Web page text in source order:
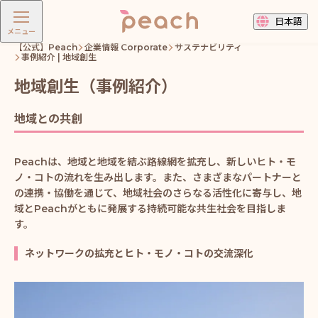
メニュー
日本語
【公式】Peach 企業情報 Corporate
サステナビリティ
事例紹介 | 地域創生
地域創生（事例紹介）
地域との共創
Peachは、地域と地域を結ぶ路線網を拡充し、新しいヒト・モ
ノ・コトの流れを生み出します。また、さまざまなパートナーと
の連携・協働を通じて、地域社会のさらなる活性化に寄与し、地
域とPeachがともに発展する持続可能な共生社会を目指しま
す。
ネットワークの拡充とヒト・モノ・コトの交流深化